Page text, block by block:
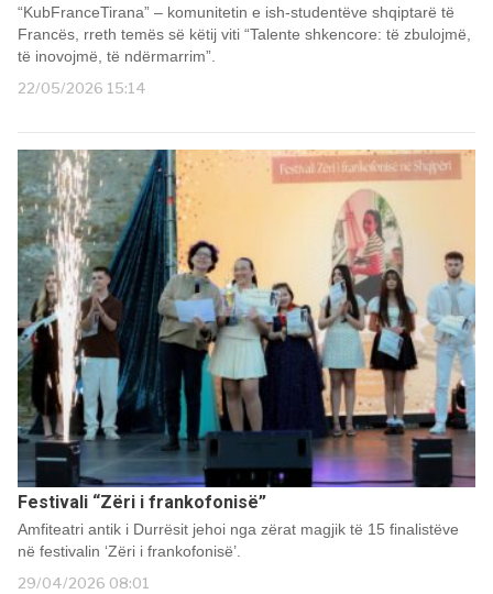
“KubFranceTirana” – komunitetin e ish-studentëve shqiptarë të
Francës, rreth temës së këtij viti “Talente shkencore: të zbulojmë,
të inovojmë, të ndërmarrim”.
22/05/2026 15:14
Festivali “Zëri i frankofonisë”
Amfiteatri antik i Durrësit jehoi nga zërat magjik të 15 finalistëve
në festivalin ‘Zëri i frankofonisë’.
29/04/2026 08:01